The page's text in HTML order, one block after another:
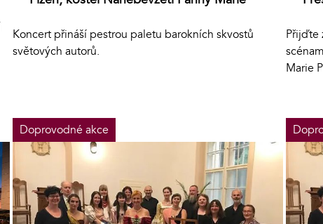
Koncert přináší pestrou paletu barokních skvostů
světových autorů.
Přijďte
Marie
Doprovodné akce